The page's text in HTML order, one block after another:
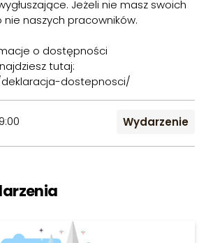
Jeżeli nie masz swoich
nie naszych pracowników.
o dostępności
tutaj:
dostepnosci/
Wydarzenie